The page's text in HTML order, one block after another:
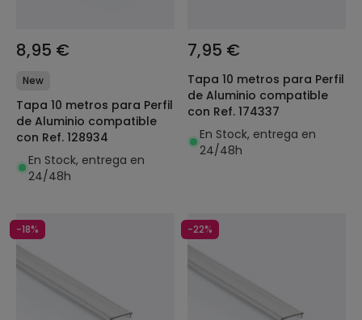
8,95 €
New
Tapa 10 metros para Perfil
de Aluminio compatible
con Ref. 128934
En Stock, entrega en
24/48h
7,95 €
Tapa 10 metros para Perfil
de Aluminio compatible
con Ref. 174337
En Stock, entrega en
24/48h
-18% -22%